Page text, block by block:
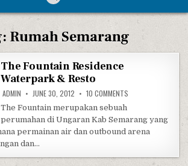
Rumah Semarang
The Fountain Residence
Waterpark & Resto
ADMIN JUNE 30, 2012 10 COMMENTS
The Fountain merupakan sebuah
perumahan di Ungaran Kab Semarang yang
permainan air dan outbound arena
dan…